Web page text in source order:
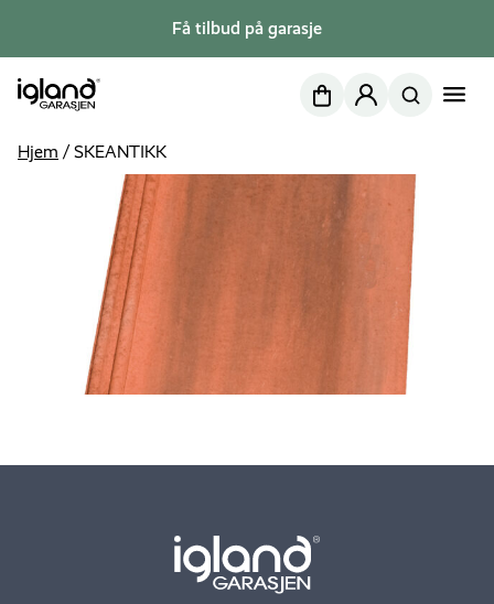
Få tilbud på garasje
NettbutikkMin side
Hjem /SKEANTIKK